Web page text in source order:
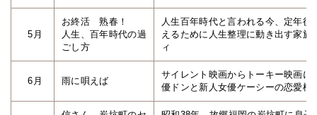
5月
お終活 熟春！
人生、百年時代の過
ごし方
人生百年時代と言われる今、定年
えるために人生整理に動き出す家
ィ
6月 雨に唄えば
サイレント映画からトーキー映画
優ドンと新人女優ケーシーの恋愛